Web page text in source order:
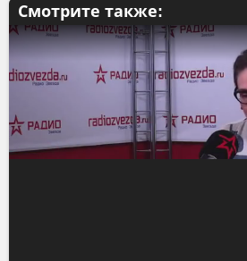
Смотрите также: